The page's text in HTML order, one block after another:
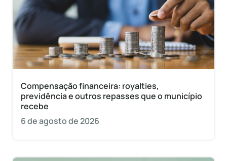
Compensação financeira: royalties,
previdência e outros repasses que o município
recebe
6 de agosto de 2026